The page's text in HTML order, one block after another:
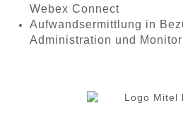
Webex Connect
Aufwandsermittlung in
Administration und